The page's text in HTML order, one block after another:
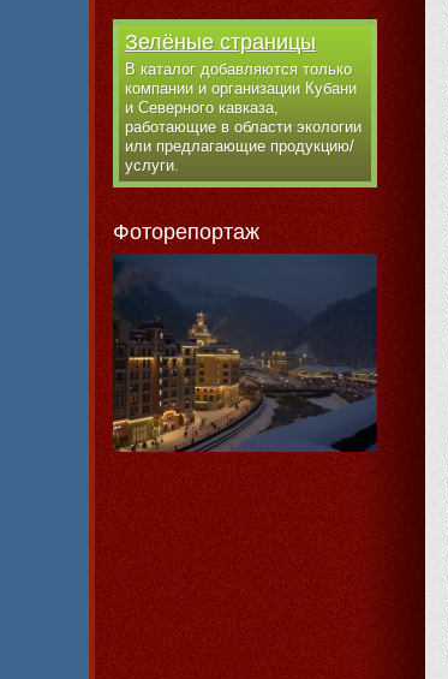
Зелёные страницы
В каталог добавляются только
компании и организации Кубани
и Северного кавказа,
работающие в области экологии
или предлагающие продукцию/
услуги.
Фоторепортаж